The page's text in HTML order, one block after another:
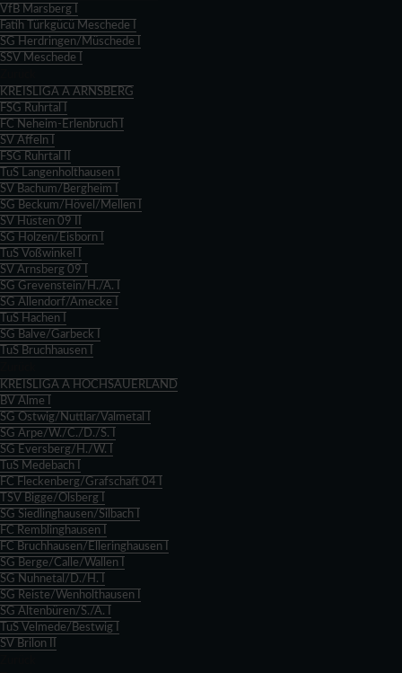
VfB Marsberg I
Fatih Türkgücü Meschede I
SG Herdringen/Müschede I
SSV Meschede I
KREISLIGA A ARNSBERG
FSG Ruhrtal I
FC Neheim-Erlenbruch I
SV Affeln I
FSG Ruhrtal II
TuS Langenholthausen I
SV Bachum/Bergheim I
SG Beckum/Hövel/Mellen I
SV Hüsten 09 II
SG Holzen/Eisborn I
TuS Voßwinkel I
SV Arnsberg 09 I
SG Grevenstein/H./A. I
SG Allendorf/Amecke I
TuS Hachen I
SG Balve/Garbeck I
TuS Bruchhausen I
KREISLIGA A HOCHSAUERLAND
BV Alme I
SG Ostwig/Nuttlar/Valmetal I
SG Arpe/W./C./D./S. I
SG Eversberg/H./W. I
TuS Medebach I
FC Fleckenberg/Grafschaft 04 I
TSV Bigge/Olsberg I
SG Siedlinghausen/Silbach I
FC Remblinghausen I
FC Bruchhausen/Elleringhausen I
SG Berge/Calle/Wallen I
SG Nuhnetal/D./H. I
SG Reiste/Wenholthausen I
SG Altenbüren/S./A. I
TuS Velmede/Bestwig I
SV Brilon II